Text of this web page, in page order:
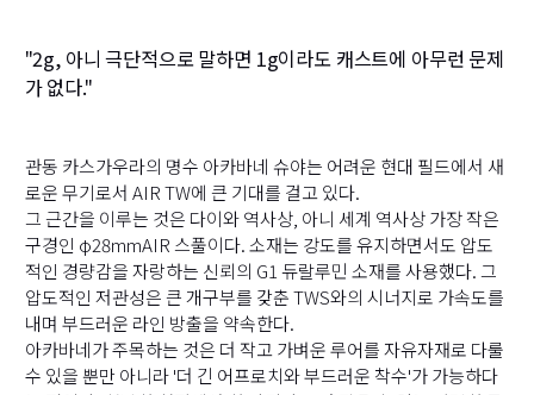
"2g, 아니 극단적으로 말하면 1g이라도 캐스트에 아무런 문제
가 없다."
관동 카스가우라의 명수 아카바네 슈야는 어려운 현대 필드에서 새
로운 무기로서 AIR TW에 큰 기대를 걸고 있다.
그 근간을 이루는 것은 다이와 역사상, 아니 세계 역사상 가장 작은
구경인 φ28mmAIR 스풀이다. 소재는 강도를 유지하면서도 압도
적인 경량감을 자랑하는 신뢰의 G1 듀랄루민 소재를 사용했다. 그
압도적인 저관성은 큰 개구부를 갖춘 TWS와의 시너지로 가속도를
내며 부드러운 라인 방출을 약속한다.
아카바네가 주목하는 것은 더 작고 가벼운 루어를 자유자재로 다룰
수 있을 뿐만 아니라 '더 긴 어프로치와 부드러운 착수'가 가능하다